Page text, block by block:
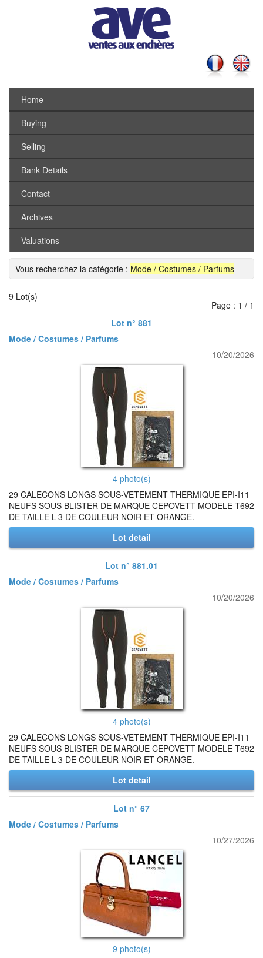
Home
Buying
Selling
Bank Details
Contact
Archives
Valuations
Vous recherchez la catégorie : Mode / Costumes / Parfums
9 Lot(s)
Page : 1 / 1
Lot n° 881
Mode / Costumes / Parfums
10/20/2026
4 photo(s)
29 CALECONS LONGS SOUS-VETEMENT THERMIQUE EPI-I11
NEUFS SOUS BLISTER DE MARQUE CEPOVETT MODELE T692
DE TAILLE L-3 DE COULEUR NOIR ET ORANGE.
Lot detail
Lot n° 881.01
Mode / Costumes / Parfums
10/20/2026
4 photo(s)
29 CALECONS LONGS SOUS-VETEMENT THERMIQUE EPI-I11
NEUFS SOUS BLISTER DE MARQUE CEPOVETT MODELE T692
DE TAILLE L-3 DE COULEUR NOIR ET ORANGE.
Lot detail
Lot n° 67
Mode / Costumes / Parfums
10/27/2026
9 photo(s)